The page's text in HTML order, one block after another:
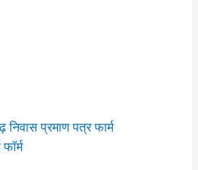
निवास प्रमाण पत्र फार्म